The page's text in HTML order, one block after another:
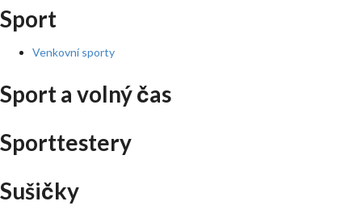
Sport
Venkovní sporty
Sport a volný čas
Sporttestery
Sušičky